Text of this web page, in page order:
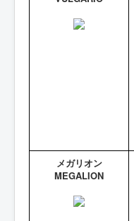
メガリオン
MEGALION